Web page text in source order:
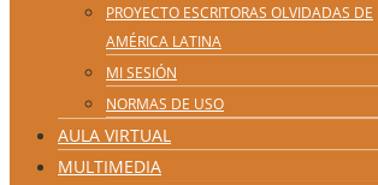
PROYECTO ESCRITORAS OLVIDADAS DE
AMÉRICA LATINA
MI SESIÓN
NORMAS DE USO
AULA VIRTUAL
MULTIMEDIA